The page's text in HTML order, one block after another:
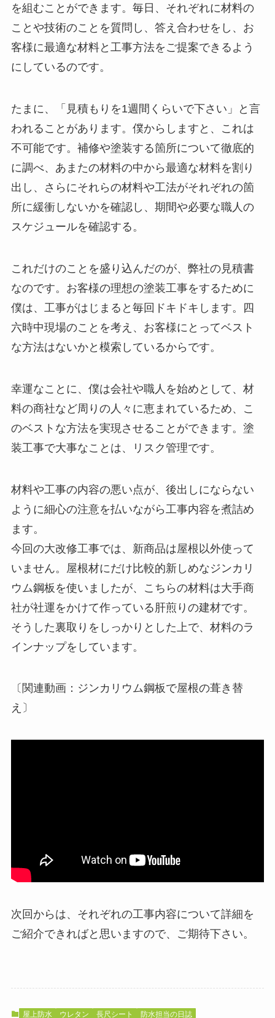
を組むことができます。毎日、それぞれに材料の
ことや技術のことを質問し、答え合わせをし、お
客様に最適な材料と工事方法をご提案できるよう
にしているのです。
たまに、「見積もりを1週間くらいで下さい」と言
われることがあります。僕からしますと、これは
不可能です。補修や塗装する箇所について徹底的
に調べ、あまたの材料の中から最適な材料を割り
出し、さらにそれらの材料や工法がそれぞれの箇
所に緩衝しないかを確認し、期間や必要な職人の
スケジュールを確認する。
これだけのことを盛り込んだのが、弊社の見積書
なのです。お客様の理想の塗装工事をするために
僕は、工事がはじまると毎回ドキドキします。四
六時中現場のことを考え、お客様にとってベスト
な方法はないかと模索しているからです。
幸運なことに、僕は会社や職人を始めとして、材
料の商社など周りの人々に恵まれているため、こ
のベストな方法を実現させることができます。塗
装工事で大事なことは、リスク管理です。
材料や工事の内容の悪い点が、後出しにならない
ように細心の注意を払いながら工事内容を煮詰め
ます。
今回の大改修工事では、新商品は屋根以外使って
いません。屋根材にだけ比較的新しめなジンカリ
ウム鋼板を使いましたが、こちらの材料は大手商
社が社運をかけて作っている肝煎りの建材です。
そうした裏取りをしっかりとした上で、材料のラ
インナップをしています。
〔関連動画：ジンカリウム鋼板で屋根の葺き替
え〕
次回からは、それぞれの工事内容について詳細を
ご紹介できればと思いますので、ご期待下さい。
屋上防水 ウレタン 長尺シート 防水担当の日誌